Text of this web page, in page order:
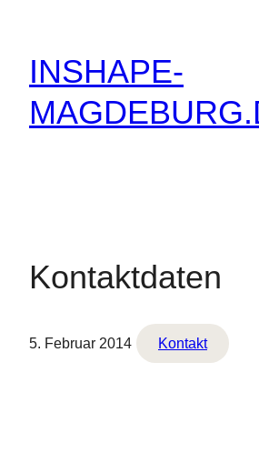
springen
INSHAPE-
Kontaktdaten
5. Februar 2014 Kontakt